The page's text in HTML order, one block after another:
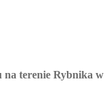
na terenie Rybnika w